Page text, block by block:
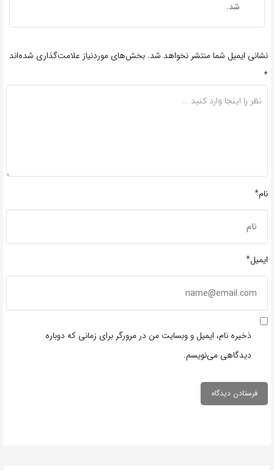
شد.
نشانی ایمیل شما منتشر نخواهد شد. بخش‌های موردنیاز علامت‌گذاری شده‌اند
*
نام*
ایمیل*
ذخیره نام، ایمیل و وبسایت من در مرورگر برای زمانی که دوباره
دیدگاهی می‌نویسم.